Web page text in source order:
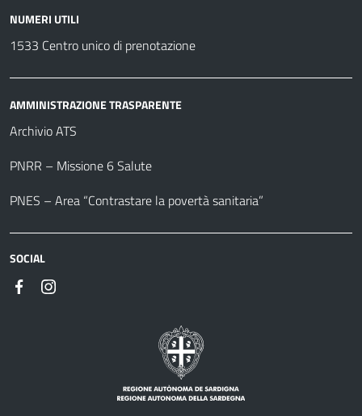
NUMERI UTILI
1533 Centro unico di prenotazione
AMMINISTRAZIONE TRASPARENTE
Archivio ATS
PNRR – Missione 6 Salute
PNES – Area “Contrastare la povertà sanitaria”
SOCIAL